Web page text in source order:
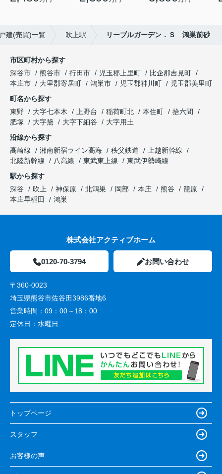
建(売買)一覧 吹上駅 リーブルガーデン．Ｓ 鴻巣前砂
市区町村から探す
深谷市
熊谷市 行田市 児玉郡上里町
比企郡吉見町
本庄市
大里郡寄居町 鴻巣市 児玉郡神川町
児玉郡美里町
町名から探す
東野
大字七本木 上野台 稲荷町北 本住町
拾六間
肥塚
大字黛 大字下細谷
大字用土
沿線から探す
高崎線
湘南新宿ライン高海 秩父鉄道
上越新幹線
北陸新幹線
八高線 東武東上線
東武伊勢崎線
駅から探す
深谷
吹上 神保原 北鴻巣 岡部 本庄 熊谷
籠原
本庄早稲田
鴻巣
株式会社アクティブホーム
0120-70-3794 お問い合わせ
〒360-0023
埼玉県熊谷市佐谷田3986番地6
営業時間： 09：00～18：00
定休日： 水曜日
トップページ
スタッフ
お客様の声